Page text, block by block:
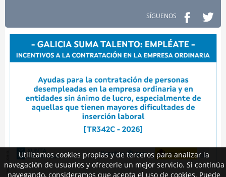
SÍGUENOS
Utilizamos cookies propias y de terceros para analizar la
navegación de usuarios y ofrecerle un mejor servicio. Si continúa
navegando, consideramos que acepta el uso de cookies. Puede